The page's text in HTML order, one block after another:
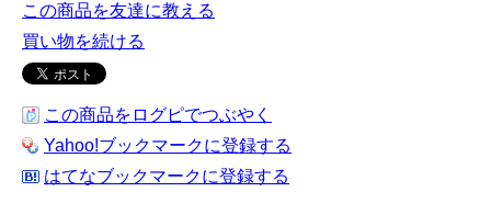
この商品を友達に教える
買い物を続ける
この商品をログピでつぶやく
Yahoo!ブックマークに登録する
はてなブックマークに登録する